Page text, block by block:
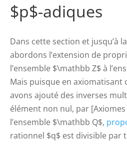
$p$-adiques
Dans cette section et jusqu’à
abordons l’extension de
l’ensemble $\mathbb Z$ à
Mais puisque en axiomatisant
avons ajouté des inverses
élément non nul, par
l’ensemble $\mathbb Q$,
rationnel $q$ est divisible